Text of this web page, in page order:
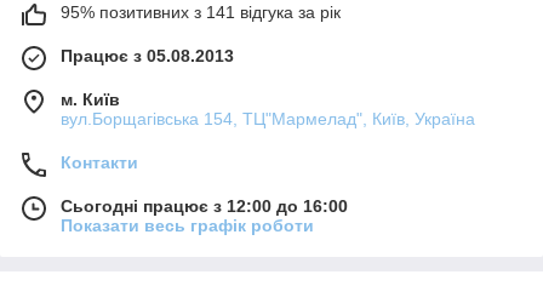
95% позитивних з 141 відгука за рік
Працює з 05.08.2013
м. Київ
вул.Борщагівська 154, ТЦ"Мармелад", Київ, Україна
Контакти
Сьогодні працює з 12:00 до 16:00
Показати весь графік роботи